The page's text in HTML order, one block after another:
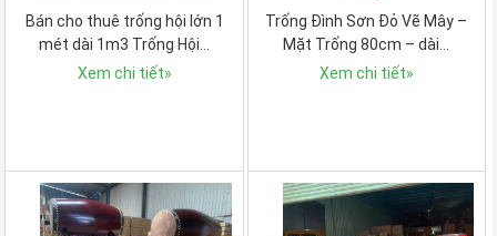
Bán cho thuê trống hội lớn 1
mét dài 1m3 Trống Hội…
Xem chi tiết»
Trống Đình Sơn Đỏ Vẽ Mây –
Mặt Trống 80cm – dài…
Xem chi tiết»